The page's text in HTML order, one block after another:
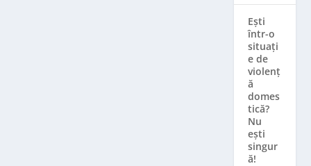
Ești
într-o
situați
e de
violenț
ă
domes
tică?
Nu
ești
singur
ă!